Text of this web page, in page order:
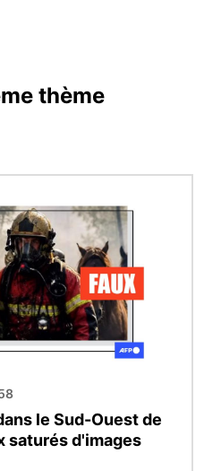
thème
le Sud-Ouest de
saturés d'images